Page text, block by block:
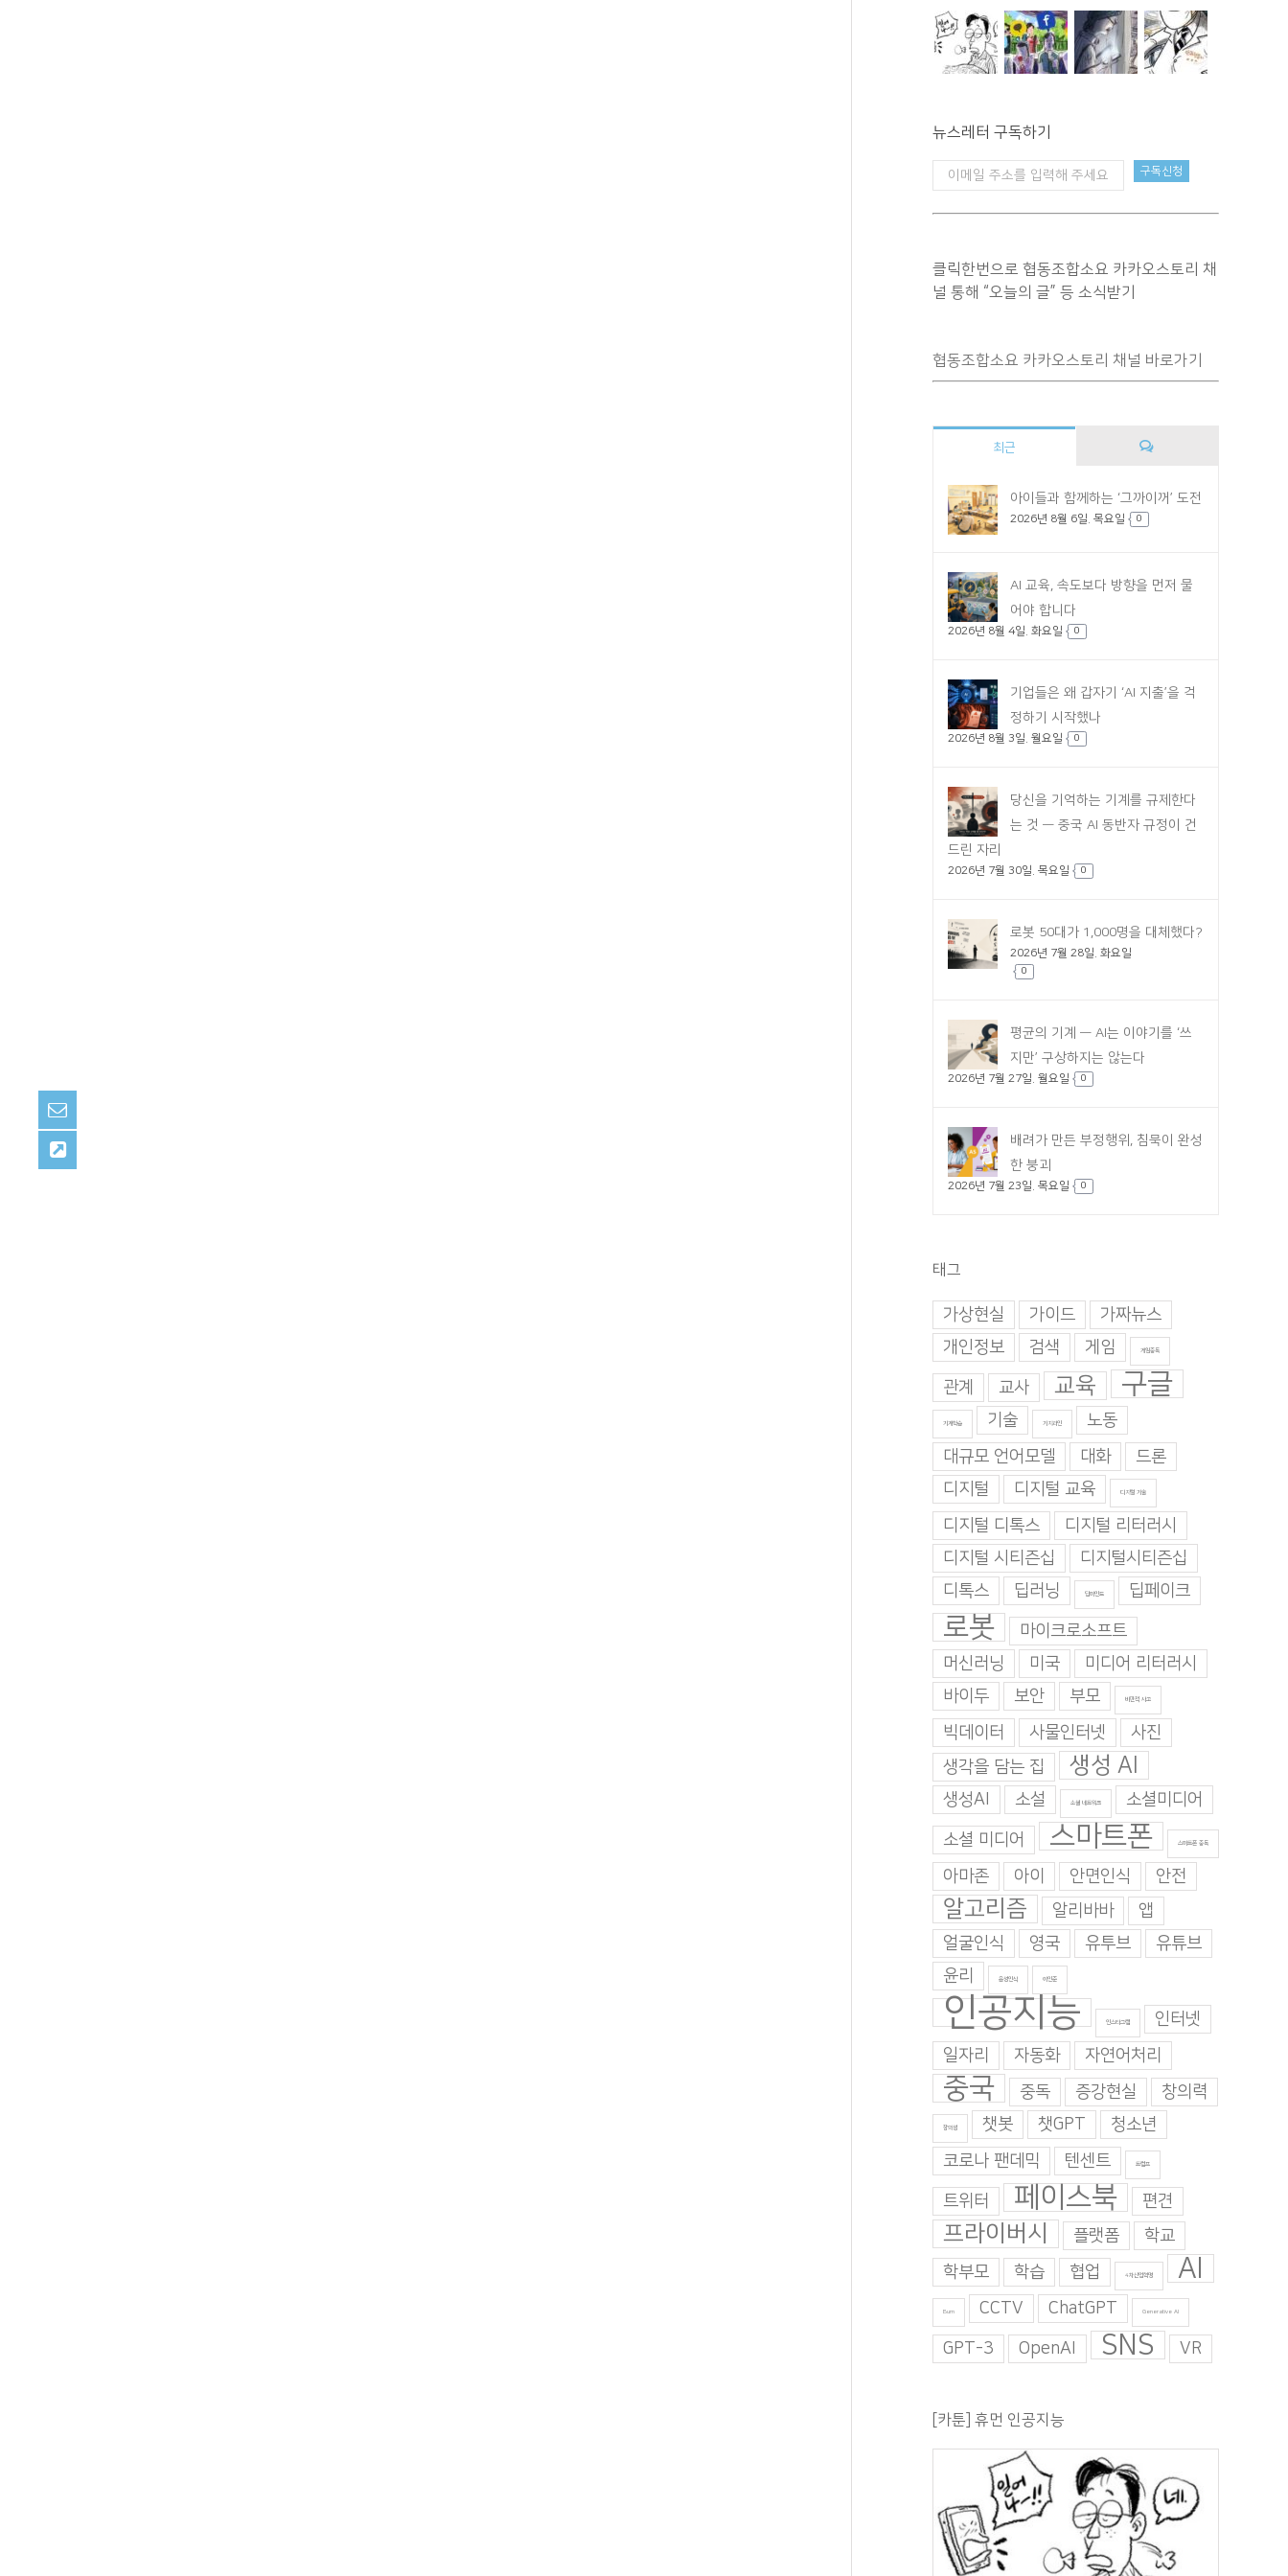
뉴스레터 구독하기
클릭한번으로 협동조합소요 카카오스토리 채
널 통해 “오늘의 글” 등 소식받기
협동조합소요 카카오스토리 채널 바로가기
최근
아이들과 함께하는 ‘그까이꺼’ 도전
2026년 8월 6일. 목요일 0
AI 교육, 속도보다 방향을 먼저 물
어야 합니다
2026년 8월 4일. 화요일 0
기업들은 왜 갑자기 ‘AI 지출’을 걱
정하기 시작했나
2026년 8월 3일. 월요일 0
당신을 기억하는 기계를 규제한다
는 것 — 중국 AI 동반자 규정이 건
드린 자리
2026년 7월 30일. 목요일 0
로봇 50대가 1,000명을 대체했다?
2026년 7월 28일. 화요일
0
평균의 기계 — AI는 이야기를 ‘쓰
지만’ 구상하지는 않는다
2026년 7월 27일. 월요일 0
배려가 만든 부정행위, 침묵이 완성
한 붕괴
2026년 7월 23일. 목요일 0
태그
가상현실 가이드
가짜뉴스
개인정보
검색 게임 게임중독
관계 교사 교육 구글
기계학습 기술 기지과인
노동
대규모 언어모델
대화
드론
디지털
디지털 교육 디지털 기술
디지털 디톡스
디지털 리터러시
디지털 시티즌십
디지털시티즌십
디톡스
딥러닝 딥마인드 딥페이크
로봇
마이크로소프트
머신러닝
미국
미디어 리터러시
바이두
보안 부모 비판적 사고
빅데이터 사물인터넷
사진
생각을 담는 집
생성 AI
생성AI 소설 소셜 네트워크 소셜미디어
소셜 미디어 스마트폰 스마트폰 중독
아마존 아이 안면인식 안전
알고리즘 알리바바
앱
얼굴인식
영국 유투브
유튜브
윤리
음성인식 이인준
인공지능 인스타그램
인터넷
일자리
자동화 자연어처리
중국 중독 증강현실 창의력
창의성 챗봇 챗GPT
청소년
코로나 팬데믹
텐센트 트럼프
트위터 페이스북 편견
프라이버시 플랫폼
학교
학부모
학습 협업 4차산업혁명 AI
Burn CCTV ChatGPT Generative AI
GPT-3 OpenAI SNS VR
[카툰] 휴먼 인공지능